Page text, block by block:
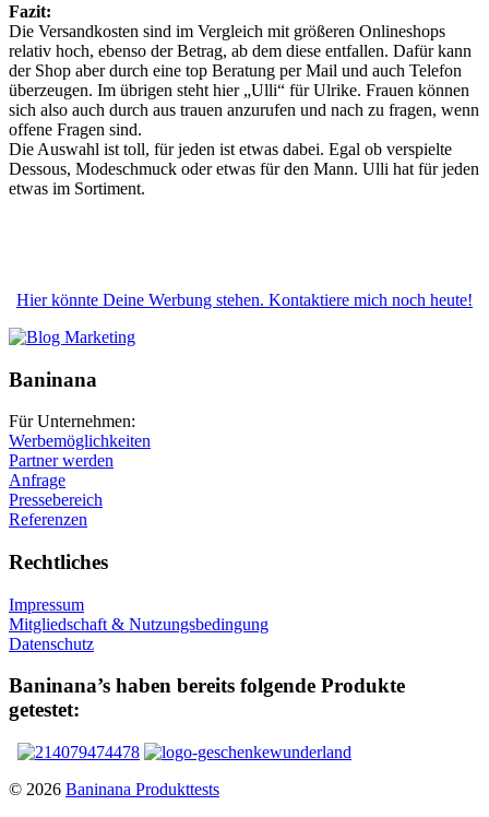
Fazit:
Die Versandkosten sind im Vergleich mit größeren Onlineshops
relativ hoch, ebenso der Betrag, ab dem diese entfallen. Dafür kann
der Shop aber durch eine top Beratung per Mail und auch Telefon
überzeugen. Im übrigen steht hier „Ulli“ für Ulrike. Frauen können
sich also auch durch aus trauen anzurufen und nach zu fragen, wenn
offene Fragen sind.
Die Auswahl ist toll, für jeden ist etwas dabei. Egal ob verspielte
Dessous, Modeschmuck oder etwas für den Mann. Ulli hat für jeden
etwas im Sortiment.
Hier könnte Deine Werbung stehen. Kontaktiere mich noch heute!
Baninana
Für Unternehmen:
Werbemöglichkeiten
Partner werden
Anfrage
Pressebereich
Referenzen
Rechtliches
Impressum
Mitgliedschaft & Nutzungsbedingung
Datenschutz
Baninana’s haben bereits folgende Produkte
getestet:
© 2026 Baninana Produkttests